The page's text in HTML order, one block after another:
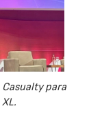
para